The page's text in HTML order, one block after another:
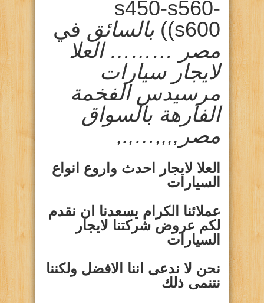
s450-s560-
s600))
بالسائق في
مصر ……… العلا
لايجار سيارات
مرسيدس الفخمة
الفارهة بالسواق
مصر,,,,…,.,
العلا لايجار احدث واروع انواع
السيارات
عملائنا الكرام يسعدنا ان نقدم
لكم عروض شركتنا لايجار
السيارات
نحن لا ندعى اننا الافضل ولكننا
نتنمى ذلك